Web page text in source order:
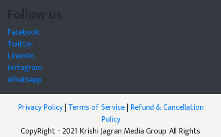
Follow us
Facebook
Twitter
LinkedIn
Instagram
WhatsApp
Privacy Policy|Terms of Service|Refund & Cancellation
Policy
CopyRight - 2021 Krishi Jagran Media Group. All Rights